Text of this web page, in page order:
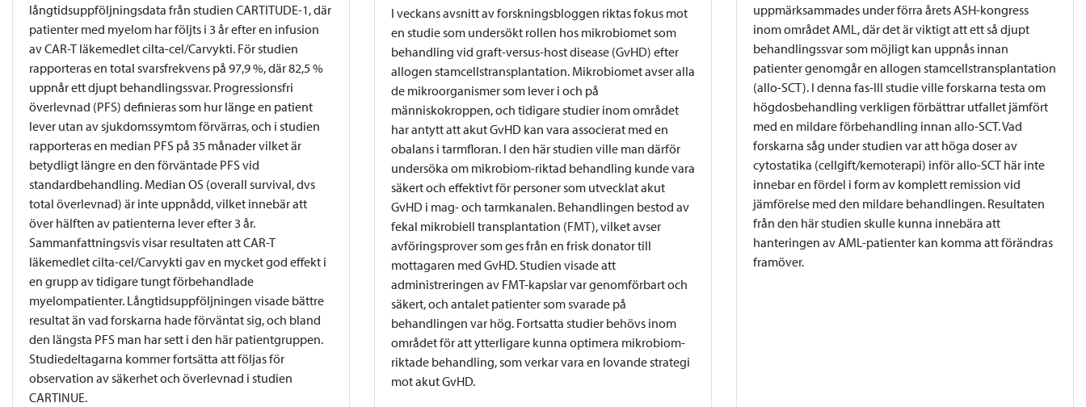
långtidsuppföljningsdata från studien CARTITUDE-1, där
patienter med myelom har följts i 3 år efter en infusion
av CAR-T läkemedlet cilta-cel/Carvykti. För studien
rapporteras en total svarsfrekvens på 97,9 %, där 82,5 %
uppnår ett djupt behandlingssvar. Progressionsfri
överlevnad (PFS) definieras som hur länge en patient
lever utan av sjukdomssymtom förvärras, och i studien
rapporteras en median PFS på 35 månader vilket är
betydligt längre en den förväntade PFS vid
standardbehandling. Median OS (overall survival, dvs
total överlevnad) är inte uppnådd, vilket innebär att
över hälften av patienterna lever efter 3 år.
Sammanfattningsvis visar resultaten att CAR-T
läkemedlet cilta-cel/Carvykti gav en mycket god effekt i
en grupp av tidigare tungt förbehandlade
myelompatienter. Långtidsuppföljningen visade bättre
resultat än vad forskarna hade förväntat sig, och bland
den längsta PFS man har sett i den här patientgruppen.
Studiedeltagarna kommer fortsätta att följas för
observation av säkerhet och överlevnad i studien
CARTINUE.
I veckans avsnitt av forskningsbloggen riktas fokus mot
en studie som undersökt rollen hos mikrobiomet som
behandling vid graft-versus-host disease (GvHD) efter
allogen stamcellstransplantation. Mikrobiomet avser alla
de mikroorganismer som lever i och på
människokroppen, och tidigare studier inom området
har antytt att akut GvHD kan vara associerat med en
obalans i tarmfloran. I den här studien ville man därför
undersöka om mikrobiom-riktad behandling kunde vara
säkert och effektivt för personer som utvecklat akut
GvHD i mag- och tarmkanalen. Behandlingen bestod av
fekal mikrobiell transplantation (FMT), vilket avser
avföringsprover som ges från en frisk donator till
mottagaren med GvHD. Studien visade att
administreringen av FMT-kapslar var genomförbart och
säkert, och antalet patienter som svarade på
behandlingen var hög. Fortsatta studier behövs inom
området för att ytterligare kunna optimera mikrobiom-
riktade behandling, som verkar vara en lovande strategi
mot akut GvHD.
uppmärksammades under förra årets ASH-kongress
inom området AML, där det är viktigt att ett så djupt
behandlingssvar som möjligt kan uppnås innan
patienter genomgår en allogen stamcellstransplantation
(allo-SCT). I denna fas-III studie ville forskarna testa om
högdosbehandling verkligen förbättrar utfallet jämfört
med en mildare förbehandling innan allo-SCT. Vad
forskarna såg under studien var att höga doser av
cytostatika (cellgift/kemoterapi) inför allo-SCT här inte
innebar en fördel i form av komplett remission vid
jämförelse med den mildare behandlingen. Resultaten
från den här studien skulle kunna innebära att
hanteringen av AML-patienter kan komma att förändras
framöver.